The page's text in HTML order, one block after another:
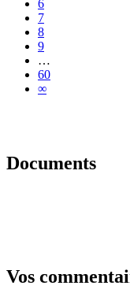
6
7
8
9
…
60
∞
Documents
Vos